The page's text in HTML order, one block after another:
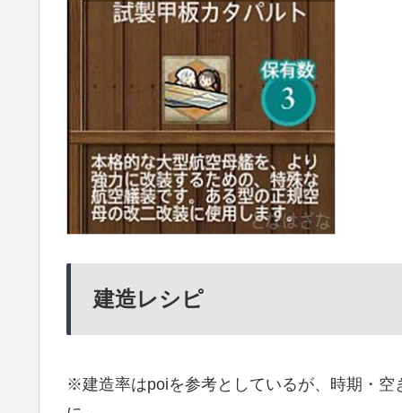
建造レシピ
※建造率はpoiを参考としているが、時期・